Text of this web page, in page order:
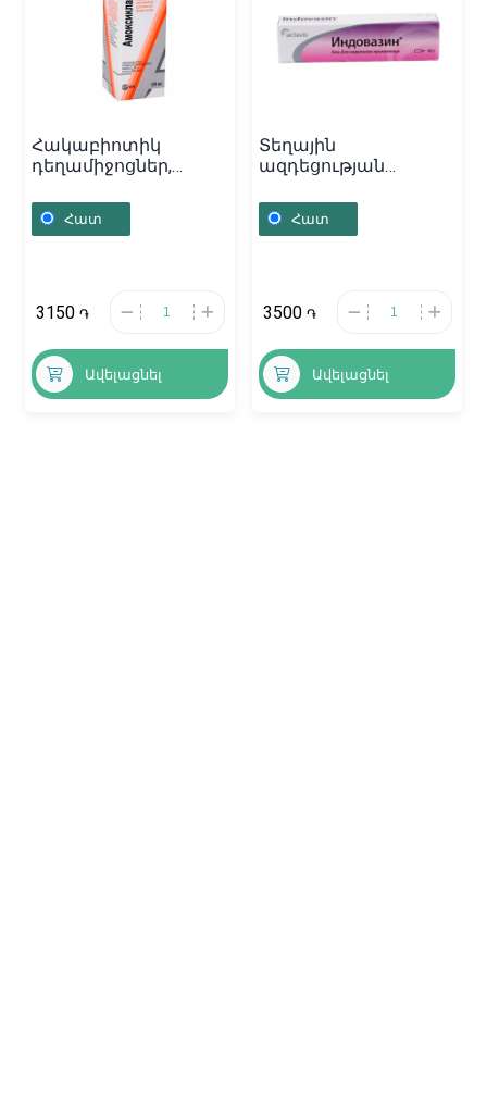
Հակաբիոտիկ
դեղամիջոցներ,
«Амоксилав» 100մլ,
Ավստրիա
Հատ
3150 ֏
Ավելացնել
Տեղային
ազդեցության
Քսուք «Индовазин»
45գ, Բուլղարիա
Հատ
3500 ֏
Ավելացնել